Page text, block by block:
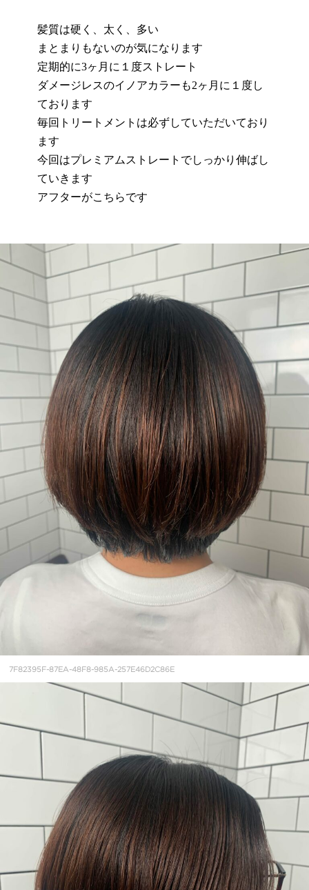
髪質は硬く、太く、多い
まとまりもないのが気になります
定期的に3ヶ月に１度ストレート
ダメージレスのイノアカラーも2ヶ月に１度し
ております
毎回トリートメントは必ずしていただいており
ます
今回はプレミアムストレートでしっかり伸ばし
ていきます
アフターがこちらです
7F82395F-87EA-48F8-985A-257E46D2C86E